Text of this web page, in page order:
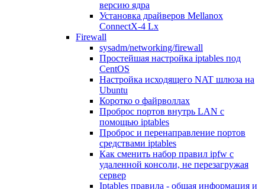
версию ядра
Установка драйверов Mellanox
ConnectX-4 Lx
Firewall
sysadm/networking/firewall
Простейшая настройка iptables под
CentOS
Настройка исходящего NAT шлюза на
Ubuntu
Коротко о файрволлах
Проброс портов внутрь LAN с
помощью iptables
Проброс и перенаправление портов
средствами iptables
Как сменить набор правил ipfw с
удаленной консоли, не перезагружая
сервер
Iptables правила - общая информация и